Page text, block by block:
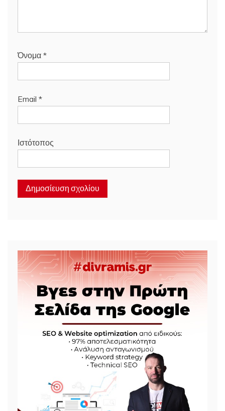
Όνομα *
Email *
Ιστότοπος